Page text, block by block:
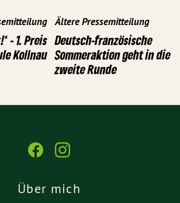
- 1. Preis
Kollnau
Ältere Pressemitteilung
Deutsch-französische
Sommeraktion geht in die
zweite Runde
Über mich